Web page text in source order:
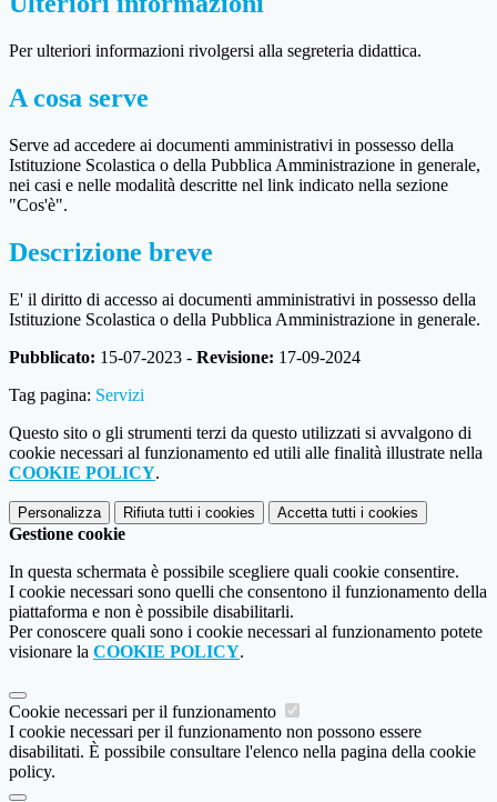
Per ulteriori informazioni rivolgersi alla segreteria didattica.
A cosa serve
Serve ad accedere ai documenti amministrativi in possesso della
Istituzione Scolastica o della Pubblica Amministrazione in generale,
nei casi e nelle modalità descritte nel link indicato nella sezione
"Cos'è".
Descrizione breve
E' il diritto di accesso ai documenti amministrativi in possesso della
Istituzione Scolastica o della Pubblica Amministrazione in generale.
Pubblicato: 15-07-2023 - Revisione: 17-09-2024
Tag pagina: Servizi
Questo sito o gli strumenti terzi da questo utilizzati si avvalgono di
cookie necessari al funzionamento ed utili alle finalità illustrate nella
COOKIE POLICY.
Personalizza Rifiuta tutti i cookies Accetta tutti i cookies
Gestione cookie
In questa schermata è possibile scegliere quali cookie consentire.
I cookie necessari sono quelli che consentono il funzionamento della
piattaforma e non è possibile disabilitarli.
Per conoscere quali sono i cookie necessari al funzionamento potete
visionare la COOKIE POLICY.
Cookie necessari per il funzionamento
I cookie necessari per il funzionamento non possono essere
disabilitati. È possibile consultare l'elenco nella pagina della cookie
policy.